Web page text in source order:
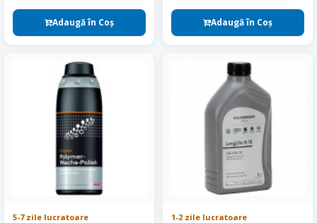
Adaugă în Coş Adaugă în Coş
5-7 zile lucratoare 1-2 zile lucratoare